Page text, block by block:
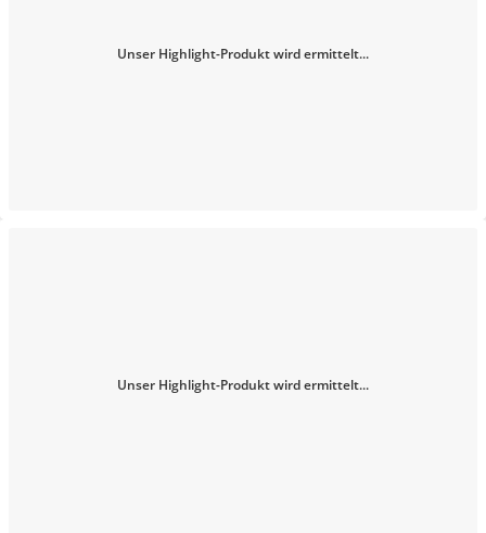
Unser Highlight-Produkt wird ermittelt...
Unser Highlight-Produkt wird ermittelt...